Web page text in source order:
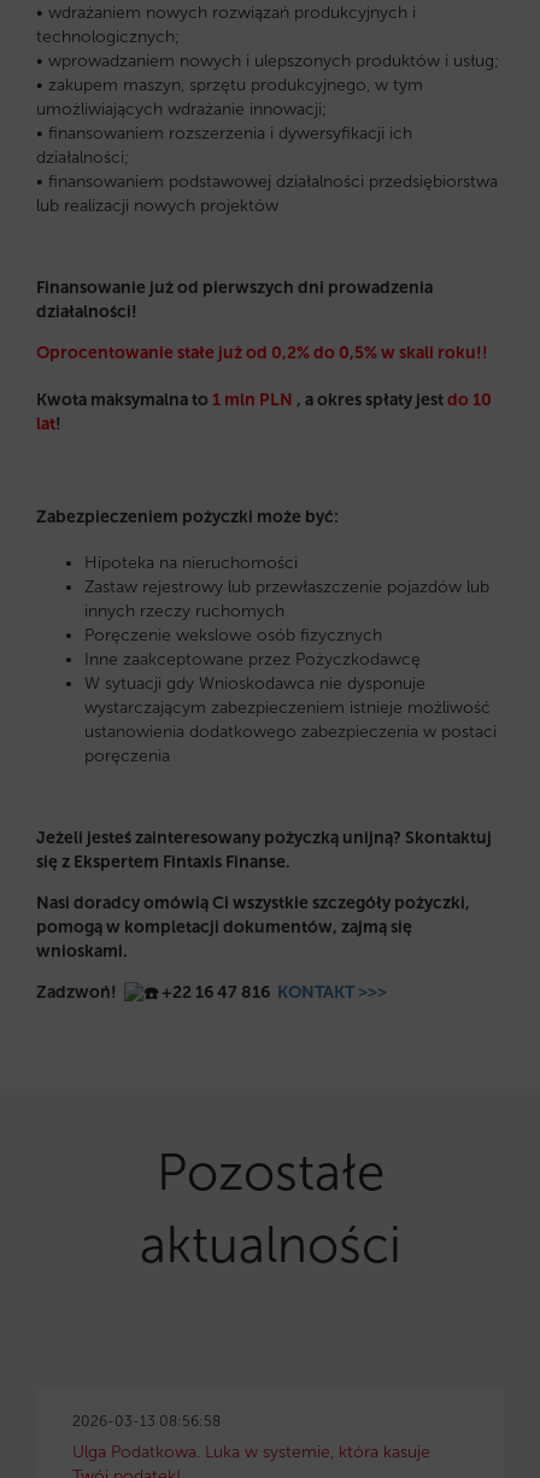
• wdrażaniem nowych rozwiązań produkcyjnych i
technologicznych;
• wprowadzaniem nowych i ulepszonych produktów i usług;
• zakupem maszyn, sprzętu produkcyjnego, w tym
umożliwiających wdrażanie innowacji;
• finansowaniem rozszerzenia i dywersyfikacji ich
działalności;
• finansowaniem podstawowej działalności przedsiębiorstwa
lub realizacji nowych projektów
Finansowanie już od pierwszych dni prowadzenia
działalności!
Oprocentowanie stałe już od 0,2% do 0,5% w skali roku!!
Kwota maksymalna to 1 mln PLN , a okres spłaty jestdo 10
lat!
Zabezpieczeniem pożyczki może być:
Hipoteka na nieruchomości
Zastaw rejestrowy lub przewłaszczenie pojazdów lub
innych rzeczy ruchomych
Poręczenie wekslowe osób fizycznych
Inne zaakceptowane przez Pożyczkodawcę
W sytuacji gdy Wnioskodawca nie dysponuje
wystarczającym zabezpieczeniem istnieje możliwość
ustanowienia dodatkowego zabezpieczenia w postaci
poręczenia
Jeżeli jesteś zainteresowany pożyczką unijną? Skontaktuj
się z Ekspertem Fintaxis Finanse.
Nasi doradcy omówią Ci wszystkie szczegóły pożyczki,
pomogą w kompletacji dokumentów, zajmą się
wnioskami.
Zadzwoń!
+22 16 47 816 KONTAKT >>>
Pozostałe
aktualności
2026-03-13 08:56:58
Ulga Podatkowa. Luka w systemie, która kasuje